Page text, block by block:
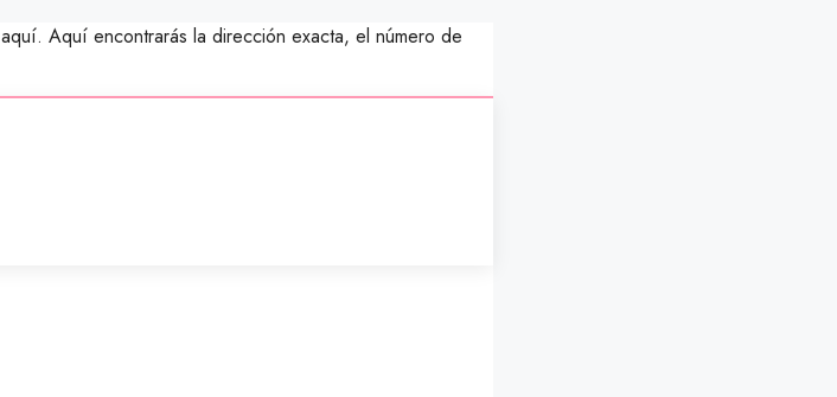
aquí. Aquí encontrarás la dirección exacta, el número de